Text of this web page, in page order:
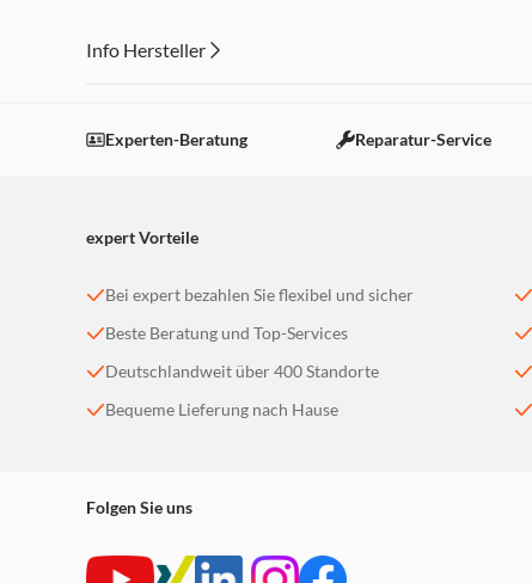
Info Hersteller
Einstellungen anpassen
Experten-Beratung Reparatur-Service
expert Vorteile
Bei expert bezahlen Sie flexibel und sicher
Beste Beratung und Top-Services
Deutschlandweit über 400 Standorte
Bequeme Lieferung nach Hause
Folgen Sie uns